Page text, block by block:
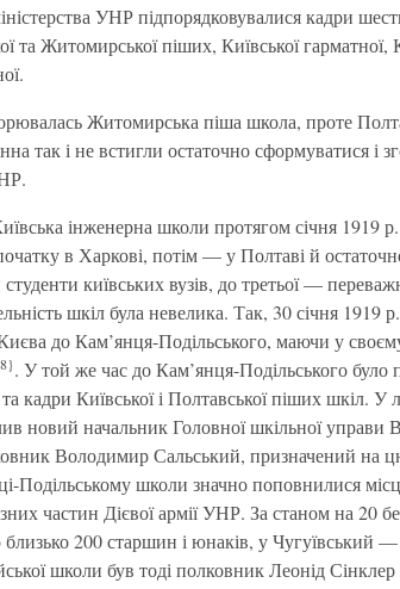
УНР підпорядковувалися кадри
та Житомирської піших, Київської гарматної,
Житомирська піша школа, проте
так і не встигли остаточно сформуватися і
інженерна школи протягом січня 1919
в Харкові, потім — у Полтаві й
київських вузів, до третьої —
шкіл була невелика. Так, 30 січня 1919
до Кам’янця-Подільського, маючи у
. У той же час до Кам’янця-Подільського було
кадри Київської і Полтавської піших шкіл. У
новий начальник Головної шкільної управи
Володимир Сальський, призначений на
Подільському школи значно поповнилися
частин Дієвої армії УНР. За станом на 20
близько 200 старшин і юнаків, у Чугуївський
школи був тоді полковник Леонід Сінклер